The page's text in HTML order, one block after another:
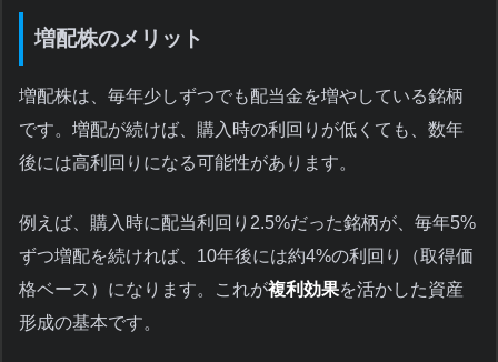
増配株のメリット
増配株は、毎年少しずつでも配当金を増やしている銘柄
です。増配が続けば、購入時の利回りが低くても、数年
後には高利回りになる可能性があります。
例えば、購入時に配当利回り2.5%だった銘柄が、毎年5%
ずつ増配を続ければ、10年後には約4%の利回り（取得価
格ベース）になります。これが複利効果を活かした資産
形成の基本です。